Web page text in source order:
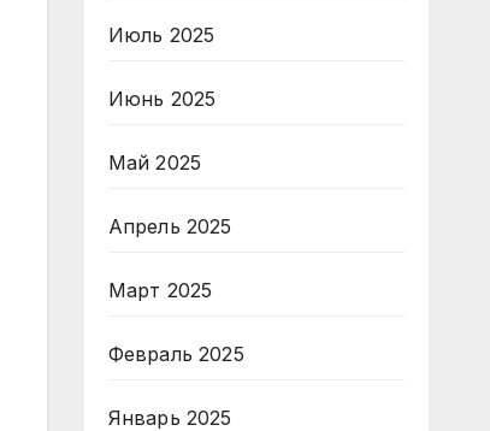
Июль 2025
Июнь 2025
Май 2025
Апрель 2025
Март 2025
Февраль 2025
Январь 2025